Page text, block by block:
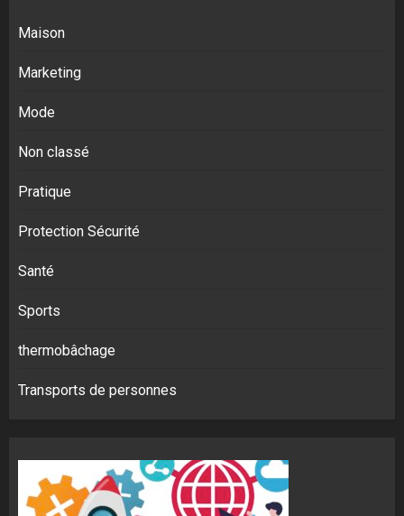
Maison
Marketing
Mode
Non classé
Pratique
Protection Sécurité
Santé
Sports
thermobâchage
Transports de personnes